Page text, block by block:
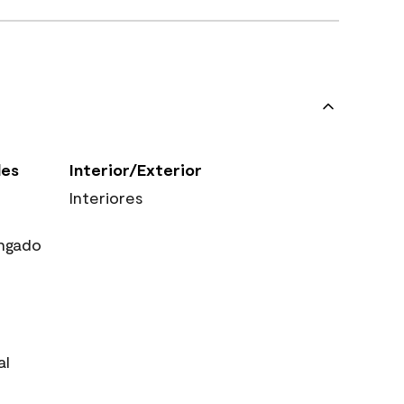
Interior/Exterior
Interiores